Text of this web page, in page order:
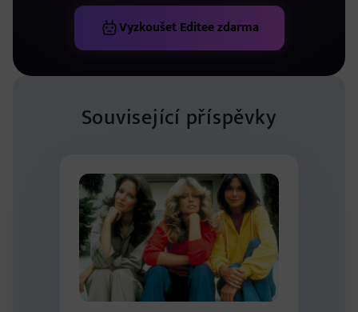
Vyzkoušet Editee zdarma
Související příspěvky